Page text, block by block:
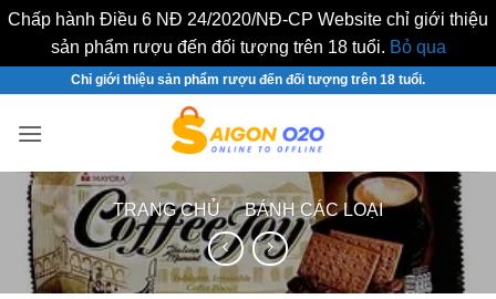
Chấp hành Điều 6 NĐ 24/2020/NĐ-CP Website chỉ giới thiệu
sản phẩm rượu đến đối tượng trên 18 tuổi. Bỏ qua
nội
Chỉ giới thiệu sản phẩm rượu đến đối tượng trên 18 tuổi.
TRANG CHỦ / BÁNH CÁC LOẠI